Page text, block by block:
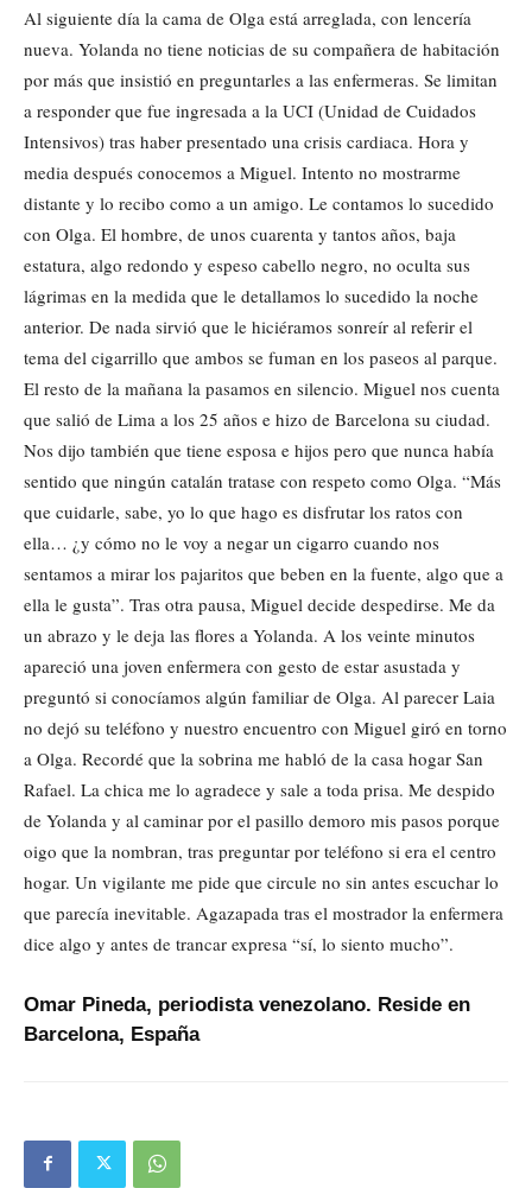
Al siguiente día la cama de Olga está arreglada, con lencería
nueva. Yolanda no tiene noticias de su compañera de habitación
por más que insistió en preguntarles a las enfermeras. Se limitan
a responder que fue ingresada a la UCI (Unidad de Cuidados
Intensivos) tras haber presentado una crisis cardiaca. Hora y
media después conocemos a Miguel. Intento no mostrarme
distante y lo recibo como a un amigo. Le contamos lo sucedido
con Olga. El hombre, de unos cuarenta y tantos años, baja
estatura, algo redondo y espeso cabello negro, no oculta sus
lágrimas en la medida que le detallamos lo sucedido la noche
anterior. De nada sirvió que le hiciéramos sonreír al referir el
tema del cigarrillo que ambos se fuman en los paseos al parque.
El resto de la mañana la pasamos en silencio. Miguel nos cuenta
que salió de Lima a los 25 años e hizo de Barcelona su ciudad.
Nos dijo también que tiene esposa e hijos pero que nunca había
sentido que ningún catalán tratase con respeto como Olga. “Más
que cuidarle, sabe, yo lo que hago es disfrutar los ratos con
ella… ¿y cómo no le voy a negar un cigarro cuando nos
sentamos a mirar los pajaritos que beben en la fuente, algo que a
ella le gusta”. Tras otra pausa, Miguel decide despedirse. Me da
un abrazo y le deja las flores a Yolanda. A los veinte minutos
apareció una joven enfermera con gesto de estar asustada y
preguntó si conocíamos algún familiar de Olga. Al parecer Laia
no dejó su teléfono y nuestro encuentro con Miguel giró en torno
a Olga. Recordé que la sobrina me habló de la casa hogar San
Rafael. La chica me lo agradece y sale a toda prisa. Me despido
de Yolanda y al caminar por el pasillo demoro mis pasos porque
oigo que la nombran, tras preguntar por teléfono si era el centro
hogar. Un vigilante me pide que circule no sin antes escuchar lo
que parecía inevitable. Agazapada tras el mostrador la enfermera
dice algo y antes de trancar expresa “sí, lo siento mucho”.
Omar Pineda, periodista venezolano. Reside en
Barcelona, España